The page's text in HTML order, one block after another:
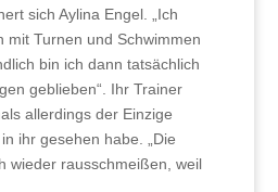
sich Aylina Engel. „Ich
mit Turnen und Schwimmen
bin ich dann tatsächlich
geblieben“. Ihr Trainer
allerdings der Einzige
ihr gesehen habe. „Die
wieder rausschmeißen, weil